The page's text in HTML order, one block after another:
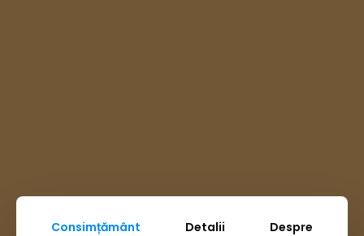
Consimțământ Detalii Despre